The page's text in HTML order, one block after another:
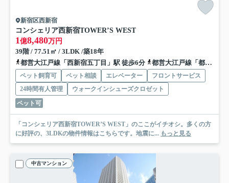
新宿区西新宿
コンシェリア西新宿TOWER’S WEST
1億8,480万円
39階 / 77.51㎡ / 3LDK /築18年
都営大江戸線「西新宿五丁目」駅 徒歩6分
都営大江戸線「都庁前」駅 徒歩8分
ペット飼育可 ペット相談 エレベーター
フロントサービス
24時間有人管理
ウォークインシューズクロゼット
ペット可
「コンシェリア西新宿TOWER’S WEST」のここがイチオシ。多くの方
に好評の、3LDKの物件情報はこちらです。地震に... もっと見る
中古マンション